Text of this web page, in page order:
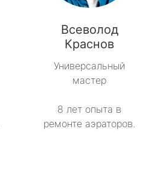
Всеволод
Краснов
Универсальный
мастер
8 лет опыта в
ремонте аэраторов.